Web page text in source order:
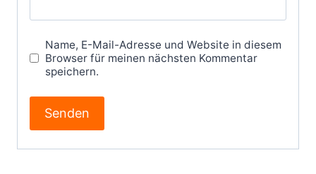
Name, E-Mail-Adresse und Website in diesem
Browser für meinen nächsten Kommentar
speichern.